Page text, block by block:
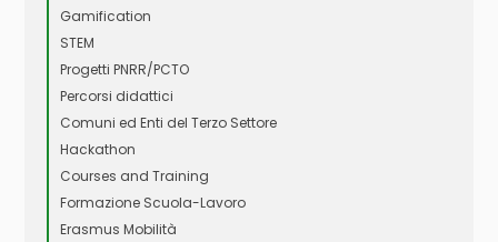
Gamification
STEM
Progetti PNRR/PCTO
Percorsi didattici
Comuni ed Enti del Terzo Settore
Hackathon
Courses and Training
Formazione Scuola-Lavoro
Erasmus Mobilità